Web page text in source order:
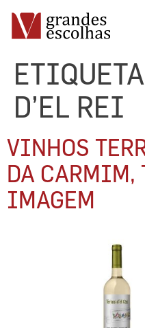
D’EL REI
VINHOS
DA CARMIM,
IMAGEM